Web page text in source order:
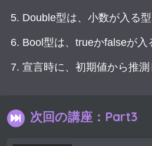
Double型は、小数が入る型
Bool 型は、 trueかfalseが入
宣言時に、初期値から推
次回の講座：Part3